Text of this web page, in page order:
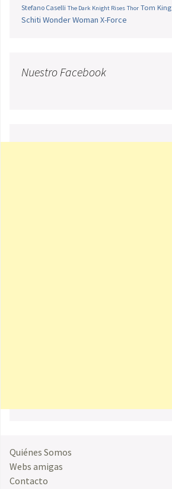
Stefano Caselli The Dark Knight Rises Thor Tom King
Schiti Wonder Woman X-Force
Nuestro Facebook
Quiénes Somos
Webs amigas
Contacto